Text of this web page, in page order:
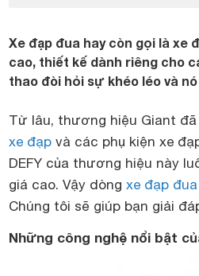
Xe đạp đua hay còn gọi là xe
cao, thiết kế dành riêng cho
thao đòi hỏi sự khéo léo và
Từ lâu, thương hiệu Giant
xe đạp và các phụ kiện xe
DEFY của thương hiệu này
giá cao. Vậy dòng xe đạp
Chúng tôi sẽ giúp bạn giải
Những công nghệ nổi bật